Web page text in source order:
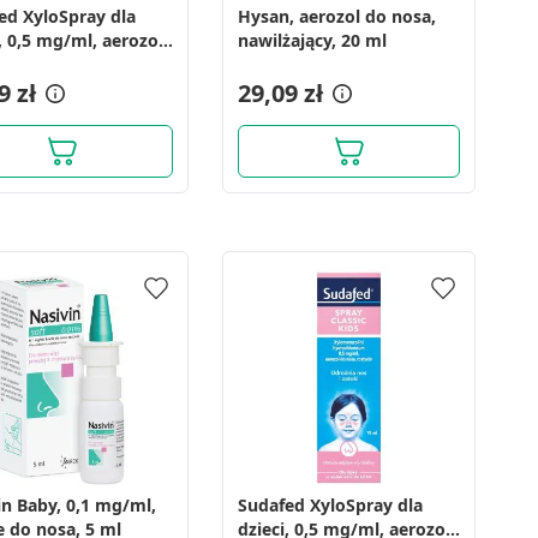
XyloSpray dla
0,5 mg/ml, aerozol
zł
Hysan, aerozol do nosa,
nawilżający, 20 ml
29,09 zł
Baby, 0,1 mg/ml,
do nosa, 5 ml
Sudafed XyloSpray dla
dzieci, 0,5 mg/ml, aerozol